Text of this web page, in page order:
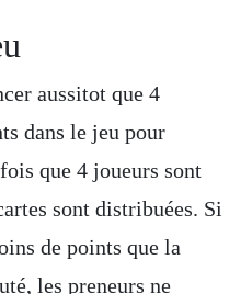
aussitot que 4
dans le jeu pour
que 4 joueurs sont
sont distribuées. Si
de points que la
les preneurs ne